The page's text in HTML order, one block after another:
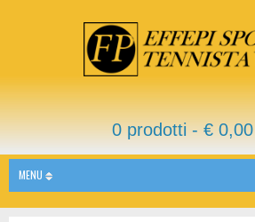
0 prodotti -€0,00
MENU